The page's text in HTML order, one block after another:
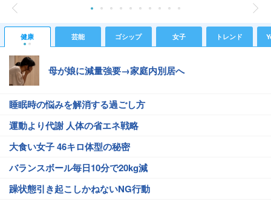
健康 芸能 ゴシップ 女子 トレンド
母が娘に減量強要→家庭内別居へ
睡眠時の悩みを解消する過ごし方
運動より代謝 人体の省エネ戦略
大食い女子 46キロ体型の秘密
バランスボール毎日10分で20kg減
躁状態引き起こしかねないNG行動